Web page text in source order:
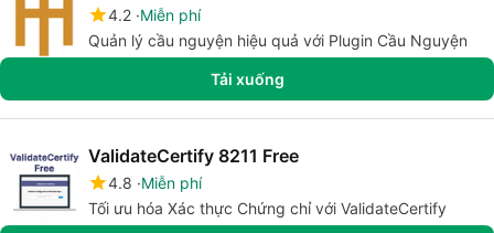
4.2 Miễn phí
Quản lý cầu nguyện hiệu quả với Plugin Cầu Nguyện
Tải xuống
ValidateCertify 8211 Free
4.8 Miễn phí
Tối ưu hóa Xác thực Chứng chỉ với ValidateCertify